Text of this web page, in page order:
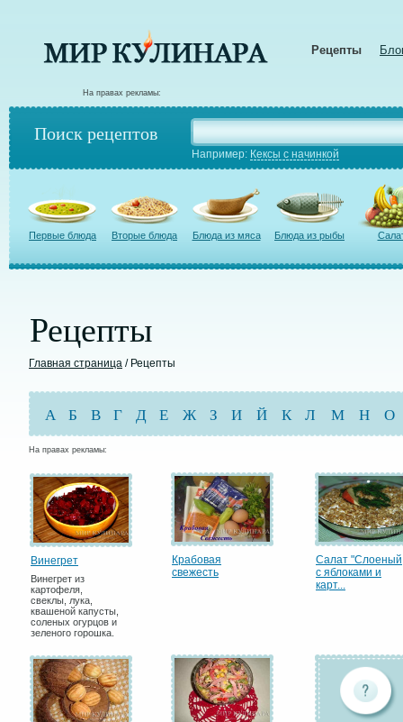
Рецепты
На правах рекламы:
Поиск рецептов
Например: Кексы с начинкой
Первые блюда Вторые блюда Блюда из мяса Блюда из рыбы
Рецепты
Главная страница / Рецепты
А Б В Г Д Е Ж З И Й К Л М Н О
На правах рекламы:
Винегрет
Винегрет из
картофеля,
свеклы, лука,
квашеной капусты,
соленых огурцов и
зеленого горошка.
Крабовая
cвежесть
Салат "Слоеный
с яблоками и
карт...